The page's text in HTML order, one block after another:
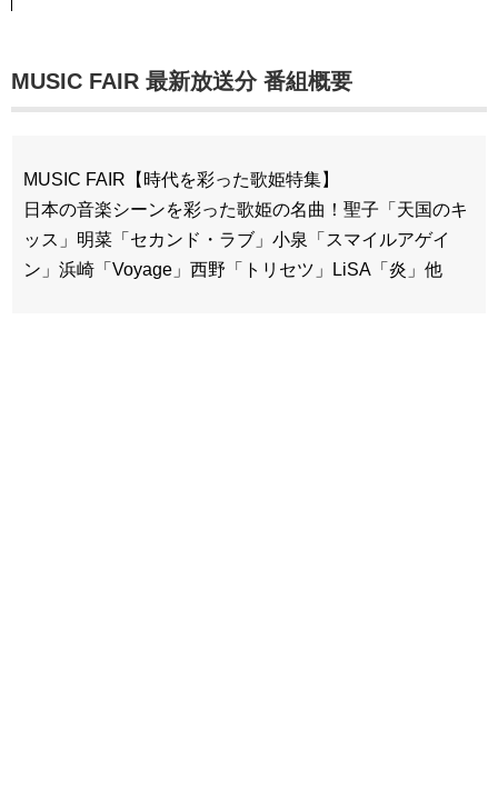
MUSIC FAIR 最新放送分 番組概要
MUSIC FAIR【時代を彩った歌姫特集】
日本の音楽シーンを彩った歌姫の名曲！聖子「天国のキ
ッス」明菜「セカンド・ラブ」小泉「スマイルアゲイ
ン」浜崎「Voyage」西野「トリセツ」LiSA「炎」他